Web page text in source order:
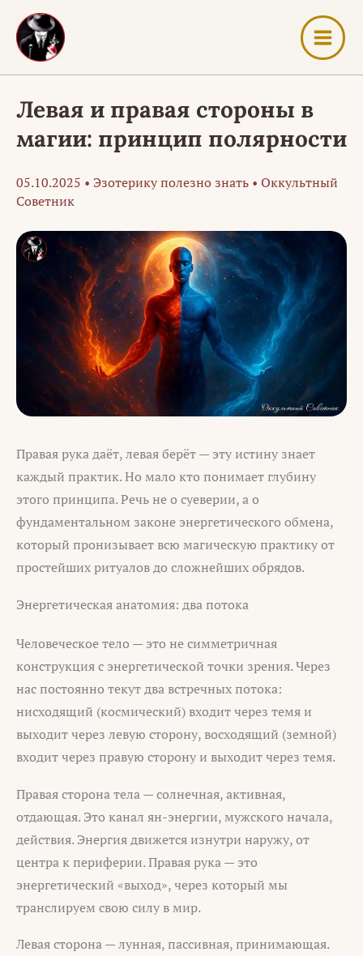
Перейти
содержимому
Левая и правая стороны в
магии: принцип полярности
05.10.2025 • Эзотерику полезно знать • Оккультный
Советник
Правая рука даёт, левая берёт — эту истину знает
каждый практик. Но мало кто понимает глубину
этого принципа. Речь не о суеверии, а о
фундаментальном законе энергетического обмена,
который пронизывает всю магическую практику от
простейших ритуалов до сложнейших обрядов.
Энергетическая анатомия: два потока
Человеческое тело — это не симметричная
конструкция с энергетической точки зрения. Через
нас постоянно текут два встречных потока:
нисходящий (космический) входит через темя и
выходит через левую сторону, восходящий (земной)
входит через правую сторону и выходит через темя.
Правая сторона тела — солнечная, активная,
отдающая. Это канал ян-энергии, мужского начала,
действия. Энергия движется изнутри наружу, от
центра к периферии. Правая рука — это
энергетический «выход», через который мы
транслируем свою силу в мир.
Левая сторона — лунная, пассивная, принимающая.